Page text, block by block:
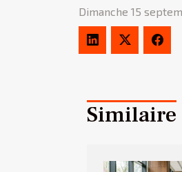
Dimanche 15
Similaire